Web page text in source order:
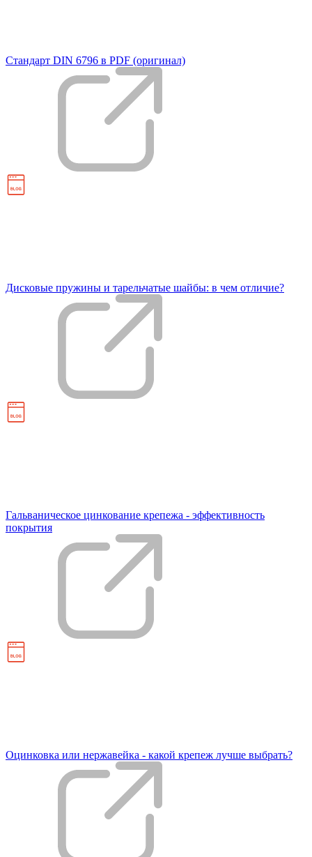
Стандарт DIN 6796 в PDF (оригинал)
Дисковые пружины и тарельчатые шайбы: в чем отличие?
Гальваническое цинкование крепежа - эффективность
покрытия
Оцинковка или нержавейка - какой крепеж лучше выбрать?